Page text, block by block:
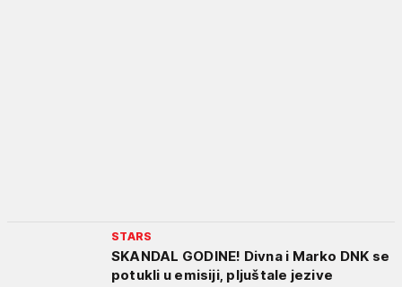
STARS
SKANDAL GODINE! Divna i Marko DNK se
potukli u emisiji, pljuštale jezive